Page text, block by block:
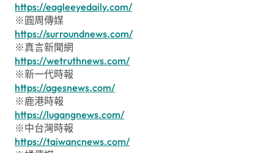
https://eagleeyedaily.com/
※圓周傳媒
https://surroundnews.com/
※真言新聞網
https://wetruthnews.com/
※新一代時報
https://agesnews.com/
※鹿港時報
https://lugangnews.com/
※中台灣時報
https://taiwancnews.com/